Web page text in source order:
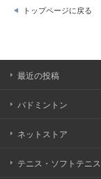
トップページに戻る
最近の投稿
バドミントン
ネットストア
テニス・ソフトテニス